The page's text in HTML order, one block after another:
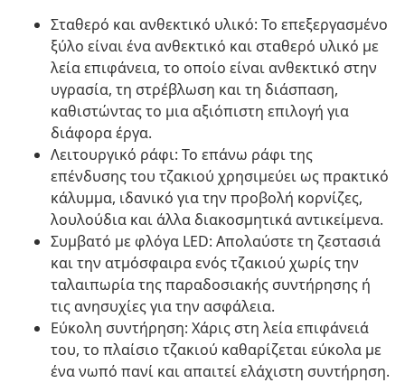
Σταθερό και ανθεκτικό υλικό: Το επεξεργασμένο
ξύλο είναι ένα ανθεκτικό και σταθερό υλικό με
λεία επιφάνεια, το οποίο είναι ανθεκτικό στην
υγρασία, τη στρέβλωση και τη διάσπαση,
καθιστώντας το μια αξιόπιστη επιλογή για
διάφορα έργα.
Λειτουργικό ράφι: Το επάνω ράφι της
επένδυσης του τζακιού χρησιμεύει ως πρακτικό
κάλυμμα, ιδανικό για την προβολή κορνίζες,
λουλούδια και άλλα διακοσμητικά αντικείμενα.
Συμβατό με φλόγα LED: Απολαύστε τη ζεστασιά
και την ατμόσφαιρα ενός τζακιού χωρίς την
ταλαιπωρία της παραδοσιακής συντήρησης ή
τις ανησυχίες για την ασφάλεια.
Εύκολη συντήρηση: Χάρις στη λεία επιφάνειά
του, το πλαίσιο τζακιού καθαρίζεται εύκολα με
ένα νωπό πανί και απαιτεί ελάχιστη συντήρηση.